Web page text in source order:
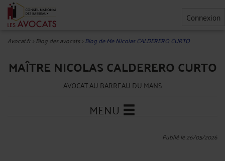
Connexion
Avocat.fr>Blog des avocats>Blog de Me Nicolas CALDERERO CURTO
MAÎTRE NICOLAS CALDERERO CURTO
AVOCAT AU BARREAU DU MANS
MENU
Publié le 26/05/2026